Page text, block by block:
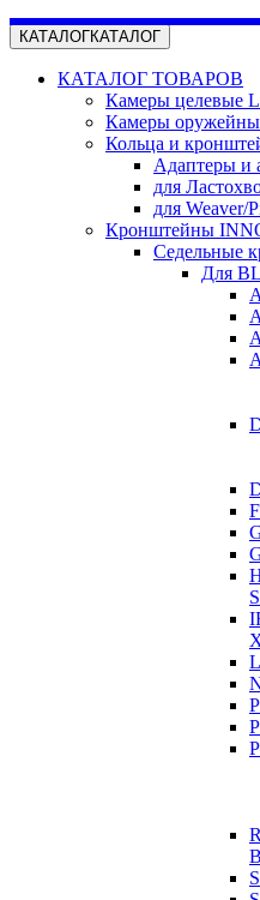
КАТАЛОГКАТАЛОГ
КАТАЛОГ ТОВАРОВ
Камеры целевые
Камеры
Кольца и
Адаптеры и
для
для Weaver/
Кронштейны
Седельные
Для